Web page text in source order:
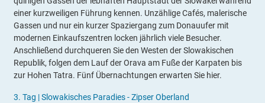
einer kurzweiligen Führung kennen. Unzählige Cafés, malerische
Gassen und nur ein kurzer Spaziergang zum Donauufer mit
modernen Einkaufszentren locken jährlich viele Besucher.
Anschließend durchqueren Sie den Westen der Slowakischen
Republik, folgen dem Lauf der Orava am Fuße der Karpaten bis
zur Hohen Tatra. Fünf Übernachtungen erwarten Sie hier.
3. Tag |Slowakisches Paradies -Zipser Oberland